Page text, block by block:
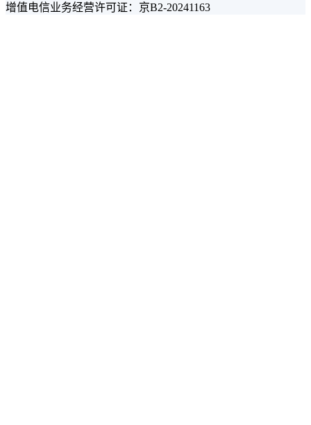
增值电信业务经营许可证：京B2-20241163